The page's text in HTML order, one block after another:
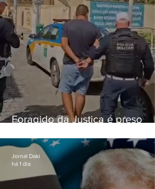
Foragido da Justiça é preso
RJ-106, em Maricá
Jornal Daki
há 1 dia